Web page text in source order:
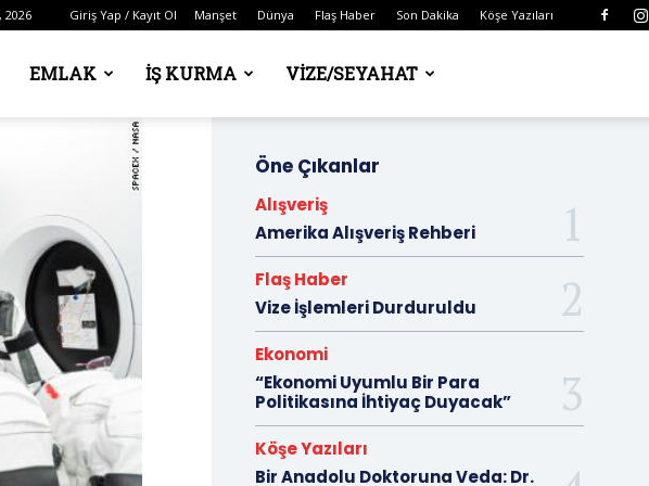
2026 Giriş Yap / Kayıt Ol Manşet Dünya Flaş Haber Son Dakika Köşe Yazıları
EMLAK İŞ KURMA VIZE/SEYAHAT
Öne Çıkanlar
Alışveriş
Amerika Alışveriş Rehberi
Flaş Haber
Vize İşlemleri Durduruldu
Ekonomi
“Ekonomi Uyumlu Bir Para
Politikasına İhtiyaç Duyacak”
Köşe Yazıları
Bir Anadolu Doktoruna Veda: Dr.